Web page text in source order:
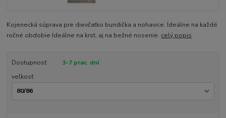
Kojenecká súprava pre dievčatko bundička a nohavice. Ideálne na každé
ročné obdobie Ideálne na krst, aj na bežné nosenie. celý popis
Dostupnosť
3-7 prac. dní
veľkosť